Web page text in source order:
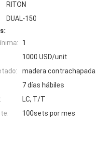
RITON
DUAL-150
1
1000 USD/unit
madera contrachapada
7 días hábiles
LC, T/T
100sets por mes